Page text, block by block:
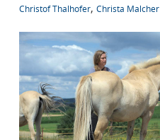
Christof Thalhofer,Christa Malcher